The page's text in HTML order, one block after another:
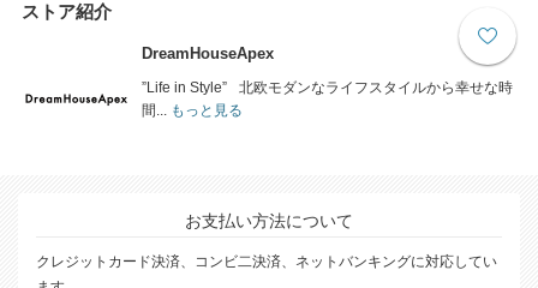
ストア紹介
DreamHouseApex
”Life in Style” 北欧モダンなライフスタイルから幸せな時
間...
もっと見る
お支払い方法について
クレジットカード決済、コンビ二決済、ネットバンキングに対応してい